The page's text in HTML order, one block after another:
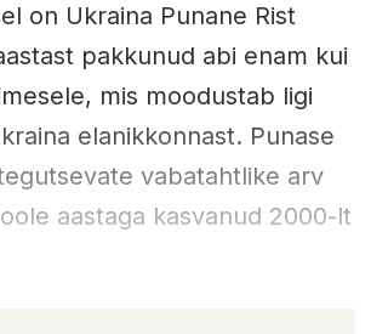
on Ukraina Punane Rist
pakkunud abi enam kui
mis moodustab ligi
elanikkonnast. Punase
vabatahtlike arv
aastaga kasvanud 2000-lt